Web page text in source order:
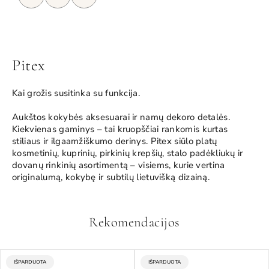
Pitex
Kai grožis susitinka su funkcija.
Aukštos kokybės aksesuarai ir namų dekoro detalės.
Kiekvienas gaminys – tai kruopščiai rankomis kurtas
stiliaus ir ilgaamžiškumo derinys. Pitex siūlo platų
kosmetinių, kuprinių, pirkinių krepšių, stalo padėkliukų ir
dovanų rinkinių asortimentą – visiems, kurie vertina
originalumą, kokybę ir subtilų lietuvišką dizainą.
Rekomendacijos
:IŠPARDUOTA :IŠPARDUOTA